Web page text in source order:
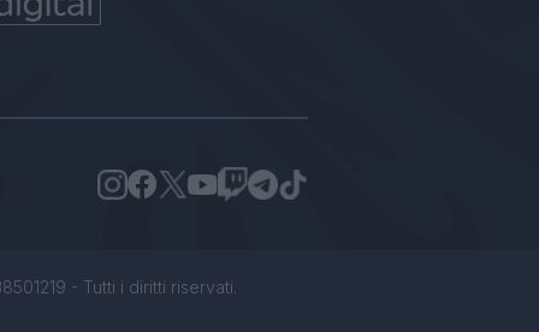
- Tutti i diritti riservati.